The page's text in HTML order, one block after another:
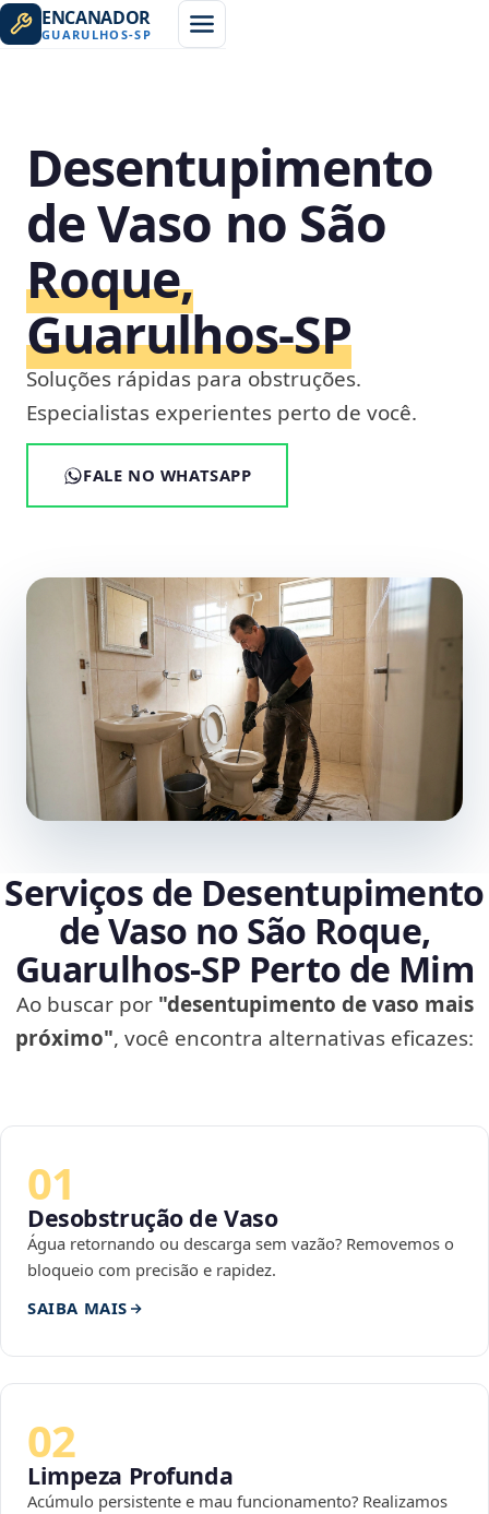
ENCANADOR
GUARULHOS-SP
Desentupimento
de Vaso no São
Roque,
Guarulhos‑SP
Soluções rápidas para obstruções.
Especialistas experientes perto de você.
FALE NO WHATSAPP
Serviços de Desentupimento
de Vaso no São Roque,
Guarulhos‑SP Perto de Mim
Ao buscar por "desentupimento de vaso mais
próximo", você encontra alternativas eficazes:
01
Desobstrução de Vaso
Água retornando ou descarga sem vazão? Removemos o
bloqueio com precisão e rapidez.
SAIBA MAIS
02
Limpeza Profunda
Acúmulo persistente e mau funcionamento? Realizamos